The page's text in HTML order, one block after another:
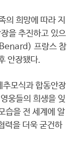
의 희망에 따라 지
을 추진하고 있으
프랑스 참
안장됐다.
추모식과 합동안장
웅들의 희생을 잊
습을 전 세계에 알
력을 더욱 굳건하